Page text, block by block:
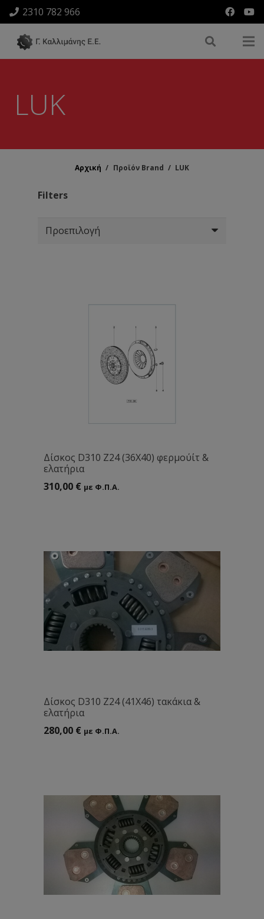
2310 782 966
LUK
Αρχική / Προϊόν Brand / LUK
Filters
Δίσκος D310 Ζ24 (36Χ40) φερμούίτ &
ελατήρια
310,00 € με Φ.Π.Α.
Δίσκος D310 Ζ24 (41Χ46) τακάκια &
ελατήρια
280,00 € με Φ.Π.Α.